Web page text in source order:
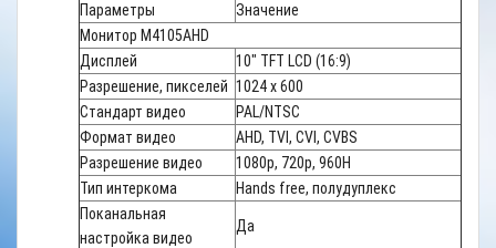
Параметры
Значение
Монитор M4105AHD
Дисплей
10" TFT LCD (16:9)
Разрешение, пикселей 1024 x 600
Стандарт видео
PAL/NTSC
Формат видео
AHD, TVI, CVI, CVBS
Разрешение видео
1080p, 720р, 960H
Тип интеркома
Hands free, полудуплекс
Поканальная
настройка видео
Да